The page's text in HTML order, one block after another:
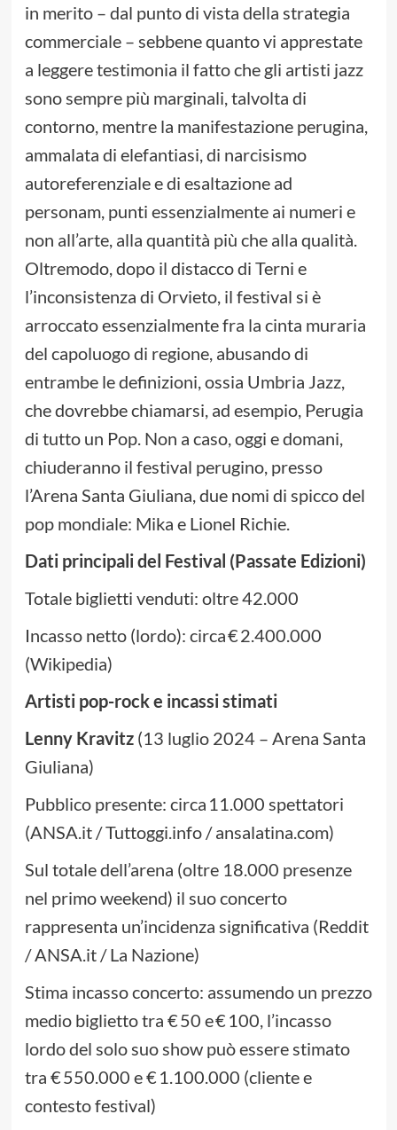
in merito – dal punto di vista della strategia
commerciale – sebbene quanto vi apprestate
a leggere testimonia il fatto che gli artisti jazz
sono sempre più marginali, talvolta di
contorno, mentre la manifestazione perugina,
ammalata di elefantiasi, di narcisismo
autoreferenziale e di esaltazione ad
personam, punti essenzialmente ai numeri e
non all’arte, alla quantità più che alla qualità.
Oltremodo, dopo il distacco di Terni e
l’inconsistenza di Orvieto, il festival si è
arroccato essenzialmente fra la cinta muraria
del capoluogo di regione, abusando di
entrambe le definizioni, ossia Umbria Jazz,
che dovrebbe chiamarsi, ad esempio, Perugia
di tutto un Pop. Non a caso, oggi e domani,
chiuderanno il festival perugino, presso
l’Arena Santa Giuliana, due nomi di spicco del
pop mondiale: Mika e Lionel Richie.
Dati principali del Festival (Passate Edizioni)
Totale biglietti venduti: oltre 42.000
Incasso netto (lordo): circa € 2.400.000
(Wikipedia)
Artisti pop-rock e incassi stimati
Lenny Kravitz (13 luglio 2024 – Arena Santa
Giuliana)
Pubblico presente: circa 11.000 spettatori
(ANSA.it / Tuttoggi.info / ansalatina.com)
Sul totale dell’arena (oltre 18.000 presenze
nel primo weekend) il suo concerto
rappresenta un’incidenza significativa (Reddit
/ ANSA.it / La Nazione)
Stima incasso concerto: assumendo un prezzo
medio biglietto tra € 50 e € 100, l’incasso
lordo del solo suo show può essere stimato
tra € 550.000 e € 1.100.000 (cliente e
contesto festival)